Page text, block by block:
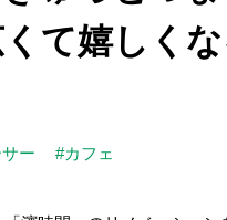
て嬉しく
ー #カフェ